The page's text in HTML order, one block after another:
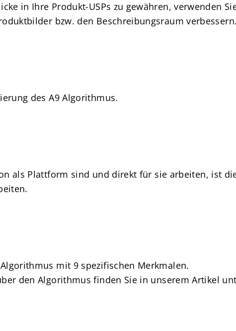
in Ihre Produkt-USPs zu gewähren, verwenden
bzw. den Beschreibungsraum verbessern.
des A9 Algorithmus.
als Plattform sind und direkt für sie arbeiten, ist
mit 9 spezifischen Merkmalen.
den Algorithmus finden Sie in unserem Artikel